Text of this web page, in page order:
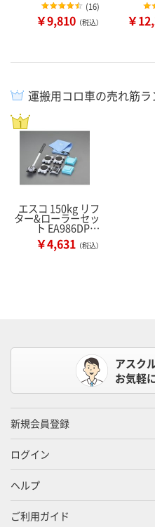
(16)
￥9,810 （税込） ￥
運搬用コロ車の売れ筋
エスコ 150kg リフ
ター&ローラーセッ
ト EA986DP…
￥4,631 （税込）
アスク
お気軽
新規会員登録
ログイン
ヘルプ
ご利用ガイド